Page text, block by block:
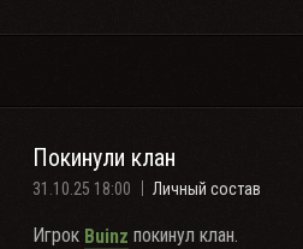
Покинули клан
31.10.25 18:00 Личный состав
Игрок Buinz покинул клан.